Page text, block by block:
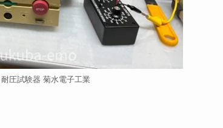
圧試験器 菊水電子工業